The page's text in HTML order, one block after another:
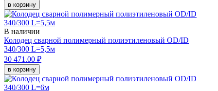
в корзину
В наличии
Колодец сварной полимерный полиэтиленовый OD/ID
340/300 L=5,5м
30 471.00 ₽
в корзину